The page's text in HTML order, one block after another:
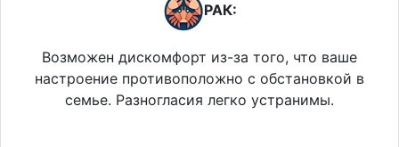
РАК:
Возможен дискомфорт из-за того, что ваше
настроение противоположно с обстановкой в
семье. Разногласия легко устранимы.